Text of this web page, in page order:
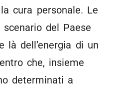
cura personale. Le
del Paese
là dell’energia di un
che, insieme
determinati a